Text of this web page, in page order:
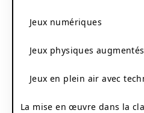
Jeux numériques
Jeux physiques augmentés
Jeux en plein air avec
La mise en œuvre dans la